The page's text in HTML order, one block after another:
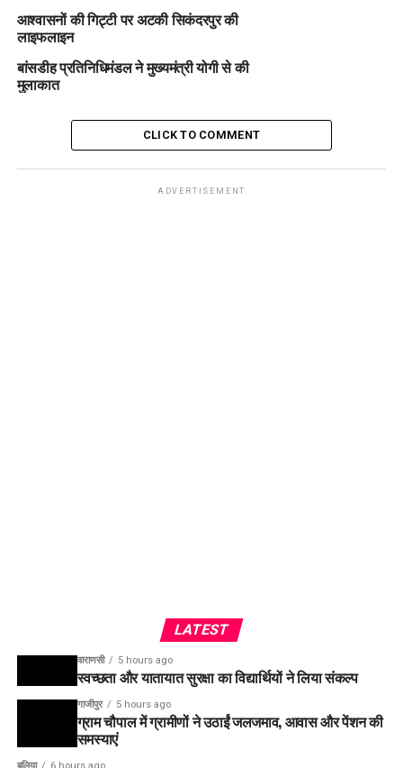
आश्वासनों की गिट्टी पर अटकी सिकंदरपुर की
लाइफलाइन
बांसडीह प्रतिनिधिमंडल ने मुख्यमंत्री योगी से की
मुलाकात
CLICK TO COMMENT
ADVERTISEMENT
LATEST
वाराणसी 5 hours ago
स्वच्छता और यातायात सुरक्षा का विद्यार्थियों ने लिया संकल्प
गाजीपुर 5 hours ago
ग्राम चौपाल में ग्रामीणों ने उठाईं जलजमाव, आवास और पेंशन की
समस्याएं